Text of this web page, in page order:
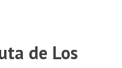
de Los